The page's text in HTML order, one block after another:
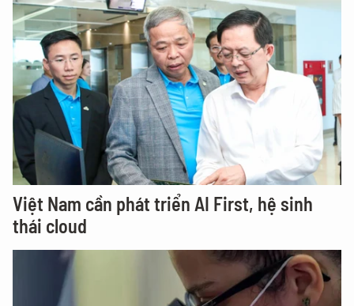
Việt Nam cần phát triển AI First, hệ sinh
thái cloud